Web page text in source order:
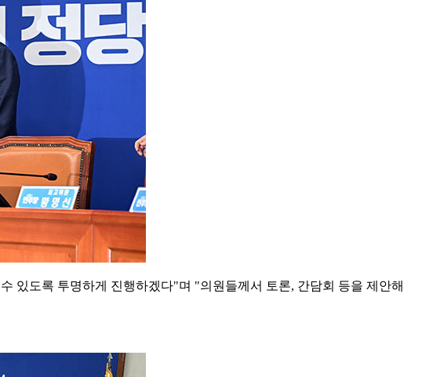
있도록 투명하게 진행하겠다"며 "의원들께서 토론, 간담회 등을 제안해